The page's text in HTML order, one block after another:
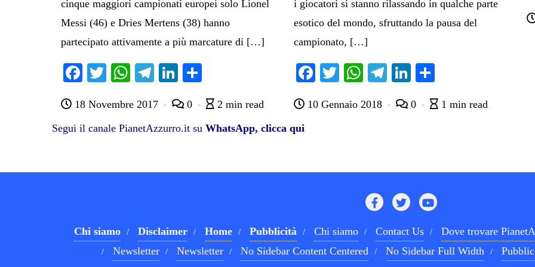
cinque maggiori campionati europei solo Lionel
Messi (46) e Dries Mertens (38) hanno
partecipato attivamente a più marcature di […]
Fa
bo
ok
T
tte
r
W
ts
A
Te
gr
a
Li
ed
In
di
vi
18 Novembre 2017 0 2 min read
i giocatori si stanno rilassando in qualche parte
esotico del mondo, sfruttando la pausa del
campionato, […]
Fa
bo
T
tte
W
ts
Te
gr
Li
ed di
10 Gennaio 2018 0 1 min read
Segui il canale PianetAzzurro.it su WhatsApp, clicca qui
Chi siamo Disclaimer Home Pubblicità Chi siamo Contact Us Dove trovare
Newsletter
Newsletter No Sidebar Content Centered No Sidebar Full Width